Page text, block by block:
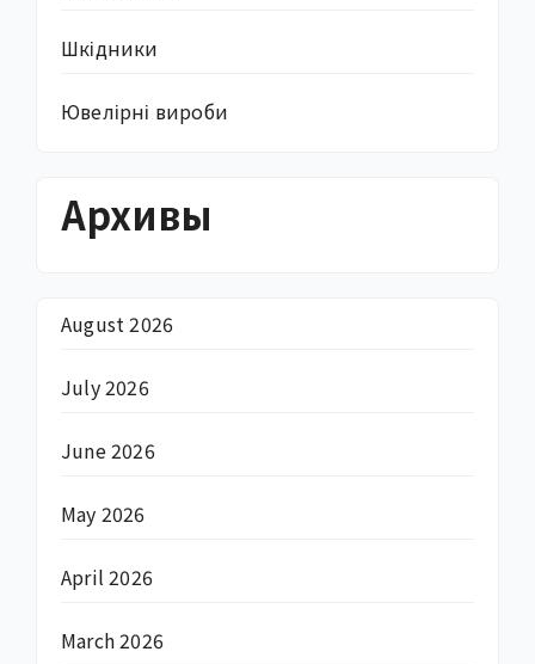
Шкідники
Ювелірні вироби
Архивы
August 2026
July 2026
June 2026
May 2026
April 2026
March 2026